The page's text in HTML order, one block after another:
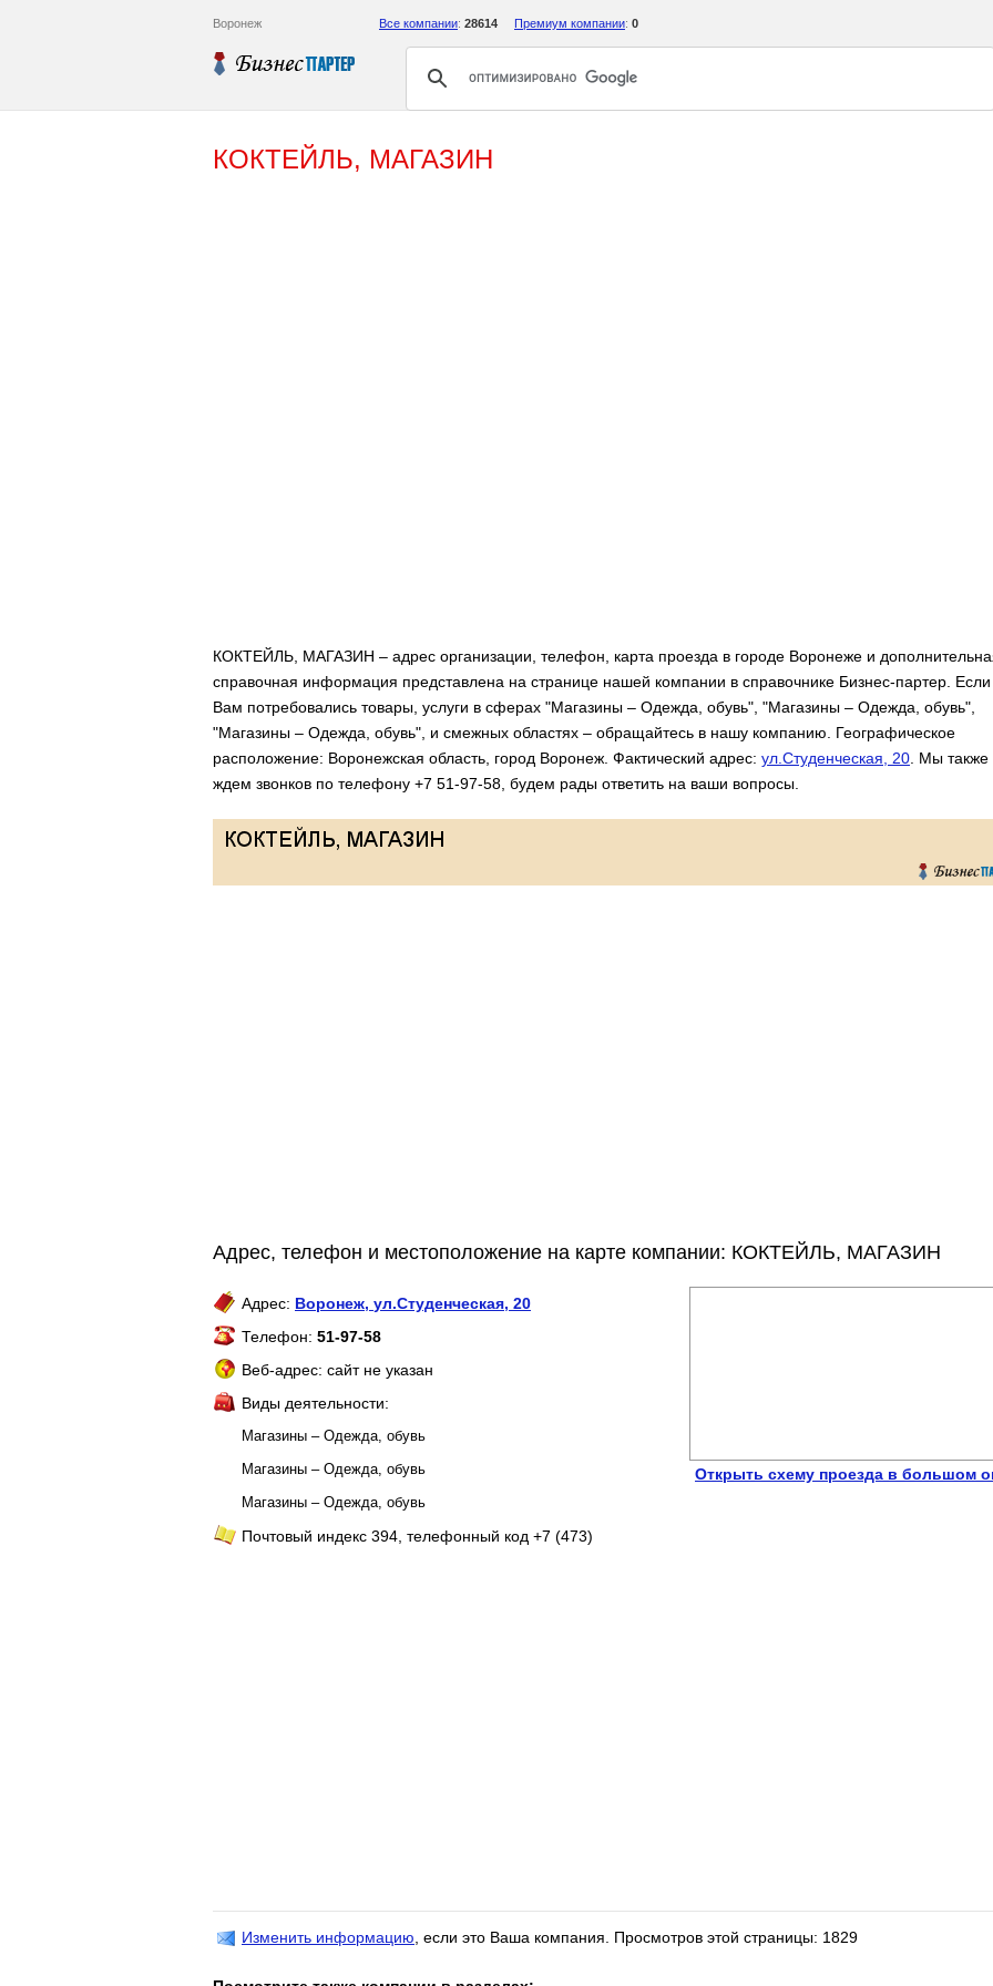
Воронеж Все компании: 28614 Премиум компании: 0
КОКТЕЙЛЬ, МАГАЗИН
КОКТЕЙЛЬ, МАГАЗИН – адрес организации, телефон, карта проезда в городе Воронеже и
справочная информация представлена на странице нашей компании в справочнике Бизнес-партер. Если
Вам потребовались товары, услуги в сферах "Магазины – Одежда, обувь", "Магазины – Одежда, обувь",
"Магазины – Одежда, обувь", и смежных областях – обращайтесь в нашу компанию. Географическое
расположение: Воронежская область, город Воронеж. Фактический адрес: ул.Студенческая, 20 . Мы также
ждем звонков по телефону +7 51-97-58, будем рады ответить на ваши вопросы.
Адрес, телефон и местоположение на карте компании: КОКТЕЙЛЬ, МАГАЗИН
Адрес: Воронеж, ул.Студенческая, 20
Телефон: 51-97-58
Веб-адрес: сайт не указан
Виды деятельности:
Магазины – Одежда, обувь
Магазины – Одежда, обувь
Магазины – Одежда, обувь
Почтовый индекс 394, телефонный код +7 (473)
Открыть схему проезда в большом
Изменить информацию , если это Ваша компания. Просмотров этой страницы: 1829